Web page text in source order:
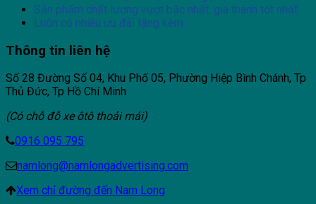
Sản phẩm chất lượng vượt bậc nhất, giá thành tốt nhất
Luôn có nhiều ưu đãi tặng kèm
Thông tin liên hệ
Số 28 Đường Số 04, Khu Phố 05, Phường Hiệp Bình Chánh, Tp
Thủ Đức, Tp Hồ Chí Minh
(Có chỗ đỗ xe ôtô thoải mái)
0916 095 795
namlong@namlongadvertising.com
Xem chỉ đường đến Nam Long